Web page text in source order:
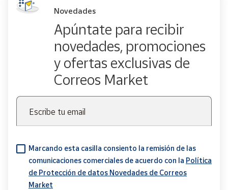
Novedades
Apúntate para recibir
novedades, promociones
y ofertas exclusivas de
Correos Market
Escribe tu email
Marcando esta casilla consiento la remisión de las
comunicaciones comerciales de acuerdo con la Política
de Protección de datos Novedades de Correos
Market